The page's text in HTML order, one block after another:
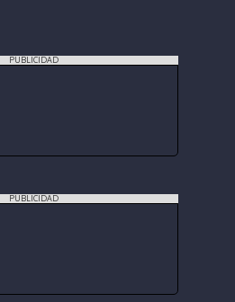
PUBLICIDAD
PUBLICIDAD